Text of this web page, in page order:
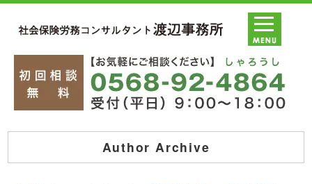
Author Archive